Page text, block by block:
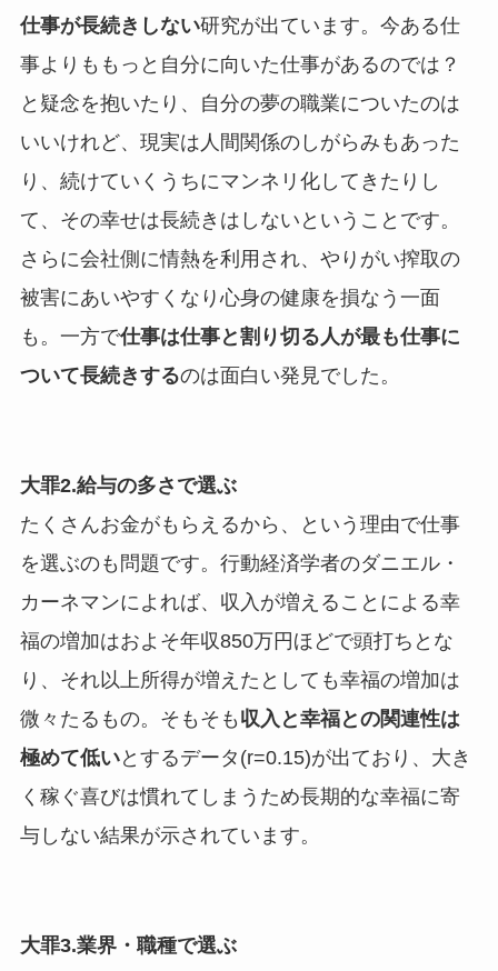
仕事が長続きしない研究が出ています。今ある仕
事よりももっと自分に向いた仕事があるのでは？
と疑念を抱いたり、自分の夢の職業についたのは
いいけれど、現実は人間関係のしがらみもあった
り、続けていくうちにマンネリ化してきたりし
て、その幸せは長続きはしないということです。
さらに会社側に情熱を利用され、やりがい搾取の
被害にあいやすくなり心身の健康を損なう一面
も。一方で仕事は仕事と割り切る人が最も仕事に
ついて長続きするのは面白い発見でした。
大罪2.給与の多さで選ぶ
たくさんお金がもらえるから、という理由で仕事
を選ぶのも問題です。行動経済学者のダニエル・
カーネマンによれば、収入が増えることによる幸
福の増加はおよそ年収850万円ほどで頭打ちとな
り、それ以上所得が増えたとしても幸福の増加は
微々たるもの。そもそも 収入と幸福との関連性は
極めて低いとするデータ(r=0.15)が出ており、大き
く稼ぐ喜びは慣れてしまうため長期的な幸福に寄
与しない結果が示されています。
大罪3.業界・職種で選ぶ